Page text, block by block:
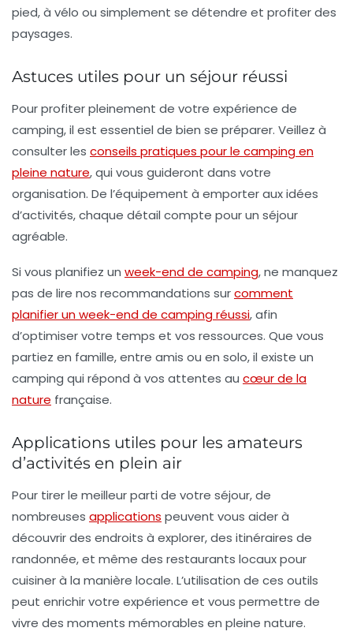
pied, à vélo ou simplement se détendre et profiter des
paysages.
Astuces utiles pour un séjour réussi
Pour profiter pleinement de votre expérience de
camping, il est essentiel de bien se préparer. Veillez à
consulter les conseils pratiques pour le camping en
pleine nature, qui vous guideront dans votre
organisation. De l’équipement à emporter aux idées
d’activités, chaque détail compte pour un séjour
agréable.
Si vous planifiez un week-end de camping, ne manquez
pas de lire nos recommandations surcomment
planifier un week-end de camping réussi, afin
d’optimiser votre temps et vos ressources. Que vous
partiez en famille, entre amis ou en solo, il existe un
camping qui répond à vos attentes au cœur de la
nature française.
Applications utiles pour les amateurs
d’activités en plein air
Pour tirer le meilleur parti de votre séjour, de
nombreuses applications peuvent vous aider à
découvrir des endroits à explorer, des itinéraires de
randonnée, et même des restaurants locaux pour
cuisiner à la manière locale. L’utilisation de ces outils
peut enrichir votre expérience et vous permettre de
vivre des moments mémorables en pleine nature.